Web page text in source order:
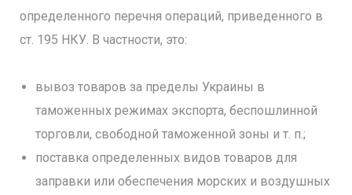
определенного перечня операций, приведенного в
ст. 195 НКУ. В частности, это:
вывоз товаров за пределы Украины в
таможенных режимах экспорта, беспошлинной
торговли, свободной таможенной зоны и т. п.;
поставка определенных видов товаров для
заправки или обеспечения морских и воздушных